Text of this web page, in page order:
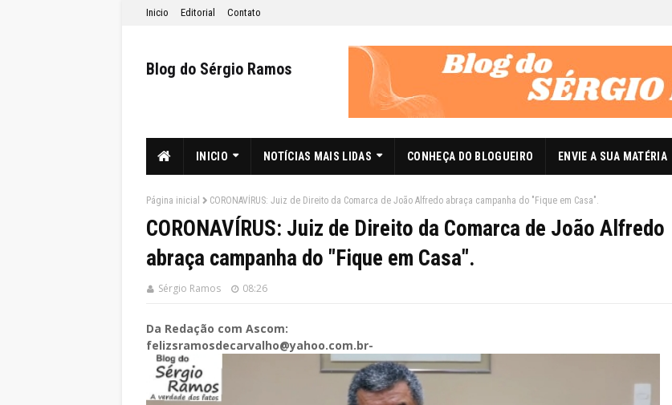
Inicio Editorial Contato
Blog do Sérgio Ramos
INICIO NOTÍCIAS MAIS LIDAS CONHEÇA DO BLOGUEIRO ENVIE A SUA MATÉRIA
Página inicial CORONAVÍRUS: Juiz de Direito da Comarca de João Alfredo abraça campanha do "Fique em Casa".
CORONAVÍRUS: Juiz de Direito da Comarca de João Alfredo
abraça campanha do "Fique em Casa".
Sérgio Ramos 08:26
Da Redação com Ascom:
felizsramosdecarvalho@yahoo.com.br-